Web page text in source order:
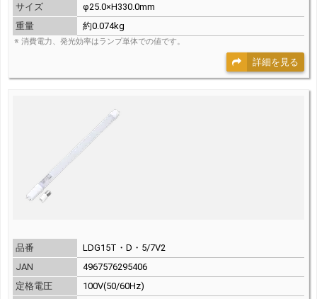
サイズ
φ25.0×H330.0mm
重量
約0.074kg
※ 消費電力、発光効率はランプ単体での値です。
詳細を見る
品番
LDG15T・D・5/7V2
JAN
4967576295406
定格電圧
100V(50/60Hz)